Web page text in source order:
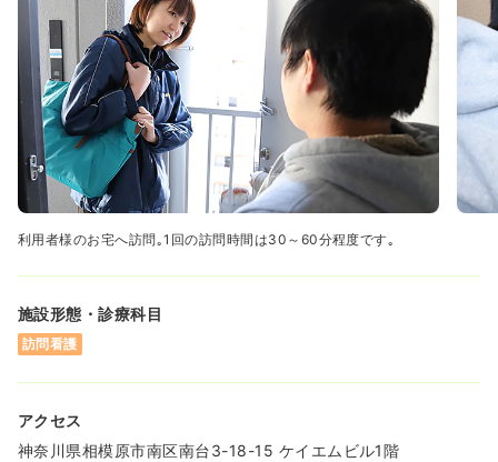
利用者様のお宅へ訪問｡1回の訪問時間は30～60分程度です｡
施設形態・診療科目
訪問看護
アクセス
神奈川県相模原市南区南台3-18-15 ケイエムビル1階